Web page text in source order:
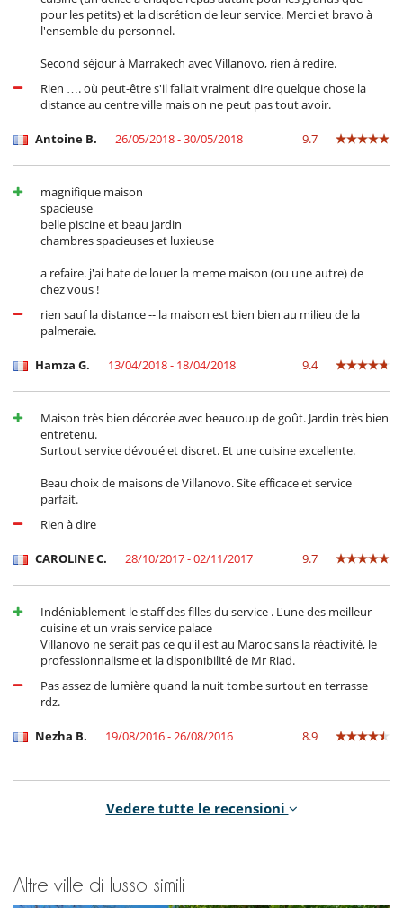
pour les petits) et la discrétion de leur service. Merci et bravo à
l'ensemble du personnel.
Second séjour à Marrakech avec Villanovo, rien à redire.
Rien …. où peut-être s'il fallait vraiment dire quelque chose la
distance au centre ville mais on ne peut pas tout avoir.
Antoine B. 26/05/2018 - 30/05/2018 9.7
magnifique maison
spacieuse
belle piscine et beau jardin
chambres spacieuses et luxieuse
a refaire. j'ai hate de louer la meme maison (ou une autre) de
chez vous !
rien sauf la distance -- la maison est bien bien au milieu de la
palmeraie.
Hamza G. 13/04/2018 - 18/04/2018 9.4
Maison très bien décorée avec beaucoup de goût. Jardin très bien
entretenu.
Surtout service dévoué et discret. Et une cuisine excellente.
Beau choix de maisons de Villanovo. Site efficace et service
parfait.
Rien à dire
CAROLINE C. 28/10/2017 - 02/11/2017 9.7
Indéniablement le staff des filles du service . L'une des meilleur
cuisine et un vrais service palace
Villanovo ne serait pas ce qu'il est au Maroc sans la réactivité, le
professionnalisme et la disponibilité de Mr Riad.
Pas assez de lumière quand la nuit tombe surtout en terrasse
rdz.
Nezha B. 19/08/2016 - 26/08/2016 8.9
La gentillesse du personnel, la qualité de la cuisine et du service,
Sylvie L. 25/04/2015 - 02/05/2015
Vedere tutte le recensioni
Altre ville di lusso simili